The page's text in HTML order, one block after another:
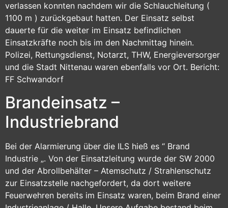
verlassen konnten nachdem wir die Schlauchleitung (
1100 m ) zurückgebaut hatten. Der Einsatz selbst
dauerte für die weiter im Einsatz befindlichen
Einsatzkräfte noch bis im den Nachmittag hinein.
Polizei, Rettungsdienst, Notarzt, THW, Energieversorger
und die Stadt Nittenau waren ebenfalls vor Ort. Bericht:
FF Schwandorf
Brandeinsatz –
Industriebrand
Bei der Alarmierung über die ILS hieß es “ Brand
Industrie „. Von der Einsatzleitung wurde der SW 2000
und der Abrollbehälter – Atemschutz / Strahlenschutz
zur Einsatzstelle nachgefordert, da dort weitere
Feuerwehren bereits im Einsatz waren, beim Brand einer